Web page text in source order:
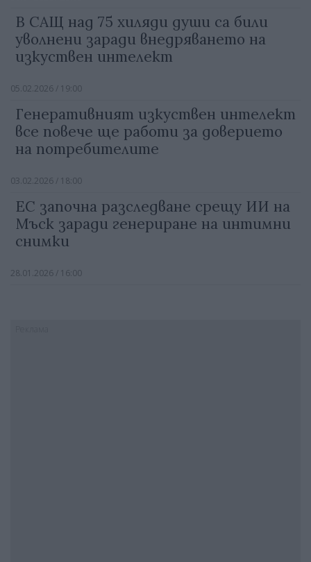
В САЩ над 75 хиляди души са били
уволнени заради внедряването на
изкуствен интелект
05.02.2026 / 19:00
Генеративният изкуствен интелект
все повече ще работи за доверието
на потребителите
03.02.2026 / 18:00
ЕС започна разследване срещу ИИ на
Мъск заради генериране на интимни
снимки
28.01.2026 / 16:00